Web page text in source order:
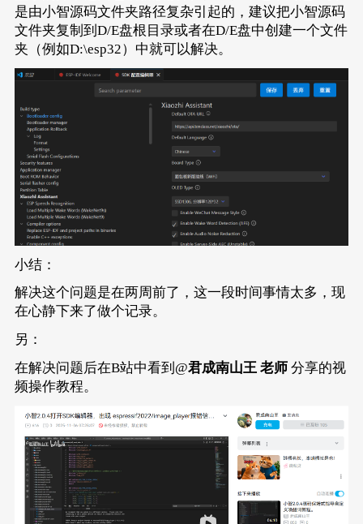
是由小智源码文件夹路径复杂引起的，建议把小智源码
文件夹复制到D/E盘根目录或者在D/E盘中创建一个文件
夹（例如D:\esp32）中就可以解决。
小结：
解决这个问题是在两周前了，这一段时间事情太多，现
在心静下来了做个记录。
另：
在解决问题后在B站中看到@君成南山王 老师 分享的视
频操作教程。